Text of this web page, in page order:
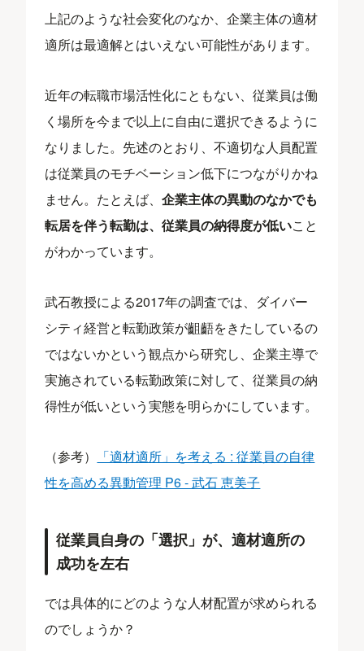
上記のような社会変化のなか、企業主体の適材
適所は最適解とはいえない可能性があります。
近年の転職市場活性化にともない、従業員は働
く場所を今まで以上に自由に選択できるように
なりました。先述のとおり、不適切な人員配置
は従業員のモチベーション低下につながりかね
ません。たとえば、企業主体の異動のなかでも
転居を伴う転勤は、従業員の納得度が低いこと
がわかっています。
武石教授による2017年の調査では、ダイバー
シティ経営と転勤政策が齟齬をきたしているの
ではないかという観点から研究し、企業主導で
実施されている転勤政策に対して、従業員の納
得性が低いという実態を明らかにしています。
（参考）
「適材適所」を考える : 従業員の自律
性を高める異動管理 P6 - 武石 恵美子
従業員自身の「選択」が、適材適所の
成功を左右
では具体的にどのような人材配置が求められる
のでしょうか？